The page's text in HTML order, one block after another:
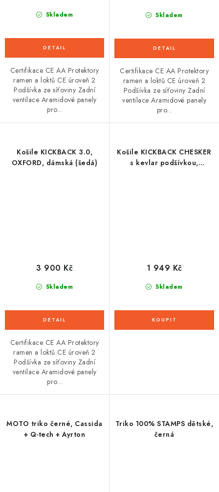
Skladem
Certifikace CE AA Protektory
ramen a loktů CE úroveň 2
Podšívka ze síťoviny Zadní
ventilace Aramidové panely
pro...
Skladem
Certifikace CE AA Protektory
ramen a loktů CE úroveň 2
Podšívka ze síťoviny Zadní
ventilace Aramidové panely
pro...
Košile KICKBACK 3.0,
OXFORD, dámská (šedá)
Skladem
3 900 Kč
Certifikace CE AA Protektory
ramen a loktů CE úroveň 2
Podšívka ze síťoviny Zadní
ventilace Aramidové panely
pro...
Košile KICKBACK CHESKER
s kevlar podšívkou,
Skladem
1 949 Kč
MOTO triko černé, Cassida
+ Q-tech + Ayrton
Triko 100% STAMPS dětské,
černá